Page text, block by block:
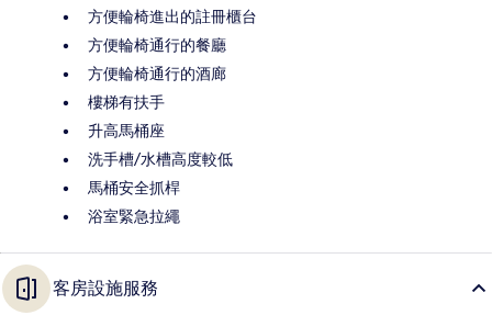
方便輪椅進出的註冊櫃台
方便輪椅通行的餐廳
方便輪椅通行的酒廊
樓梯有扶手
升高馬桶座
洗手槽/水槽高度較低
馬桶安全抓桿
浴室緊急拉繩
客房設施服務